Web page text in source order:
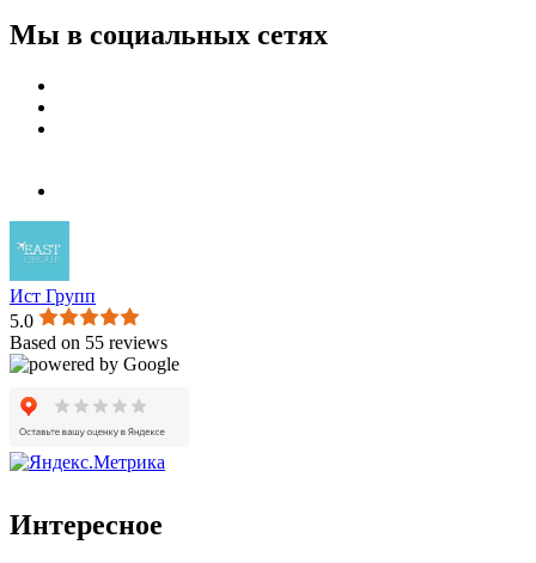
Мы в социальных сетях
Ист Групп
5.0
Based on 55 reviews
Интересное